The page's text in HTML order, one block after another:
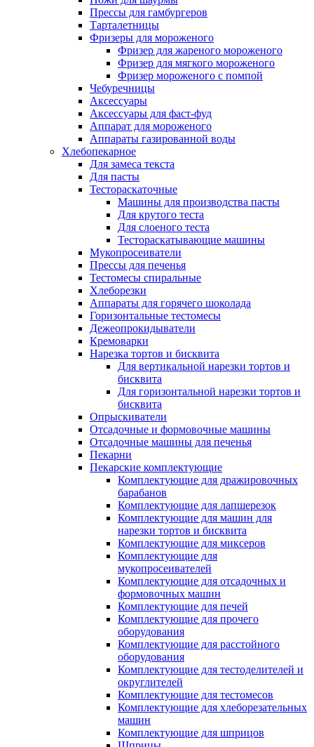
Прессы для гамбургеров
Тарталетницы
Фризеры для мороженого
Фризер для жареного мороженого
Фризер для мягкого мороженого
Фризер мороженого с помпой
Чебуречницы
Аксессуары
Аксессуары для фаст-фуд
Аппарат для мороженого
Аппараты газированной воды
Хлебопекарное
Для замеса текста
Для пасты
Тестораскаточные
Машины для производства пасты
Для крутого теста
Для слоеного теста
Тестораскатывающие машины
Мукопросеиватели
Прессы для печенья
Тестомесы спиральные
Хлеборезки
Аппараты для горячего шоколада
Горизонтальные тестомесы
Дежеопрокидыватели
Кремоварки
Нарезка тортов и бисквита
Для вертикальной нарезки тортов и
бисквита
Для горизонтальной нарезки тортов и
бисквита
Опрыскиватели
Отсадочные и формовочные машины
Отсадочные машины для печенья
Пекарни
Пекарские комплектующие
Комплектующие для дражировочных
барабанов
Комплектующие для лапшерезок
Комплектующие для машин для
нарезки тортов и бисквита
Комплектующие для миксеров
Комплектующие для
мукопросеивателей
Комплектующие для отсадочных и
формовочных машин
Комплектующие для печей
Комплектующие для прочего
оборудования
Комплектующие для расстойного
оборудования
Комплектующие для тестоделителей и
округлителей
Комплектующие для тестомесов
Комплектующие для хлеборезательных
машин
Комплектующие для шприцов